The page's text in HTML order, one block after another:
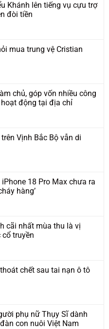
Khánh lên tiếng vụ cựu trợ
đòi tiền
mua trung vệ Cristian
chủ, góp vốn nhiều công
động tại địa chỉ
Vịnh Bắc Bộ vẫn di
18 Pro Max chưa ra
hàng’
cãi nhất mùa thu là vị
truyền
chết sau tai nạn ô tô
phụ nữ Thụy Sĩ dành
con nuôi Việt Nam